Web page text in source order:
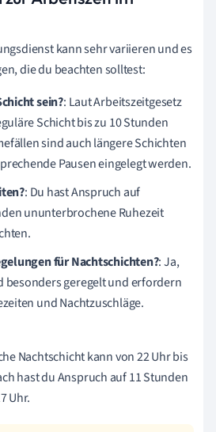
kann sehr variieren und es
die du beachten solltest:
sein?: Laut Arbeitszeitgesetz
Schicht bis zu 10 Stunden
sind auch längere Schichten
Pausen eingelegt werden.
: Du hast Anspruch auf
ununterbrochene Ruhezeit
für Nachtschichten?: Ja,
besonders geregelt und erfordern
und Nachtzuschläge.
Nachtschicht kann von 22 Uhr bis
hast du Anspruch auf 11 Stunden
Uhr.